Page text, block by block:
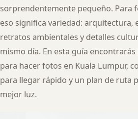
sorprendentemente pequeño. Para
eso significa variedad: arquitectura,
retratos ambientales y detalles
mismo día. En esta guía
para hacer fotos en Kuala Lumpur,
para llegar rápido y un plan de ruta
mejor luz.